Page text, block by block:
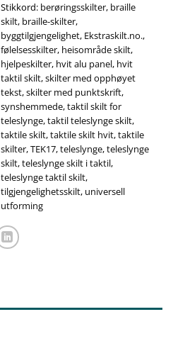
Stikkord: berøringsskilter, braille
skilt, braille-skilter,
byggtilgjengelighet, Ekstraskilt.no.,
følelsesskilter, heisområde skilt,
hjelpeskilter, hvit alu panel, hvit
taktil skilt,skilter med opphøyet
tekst,skilter med punktskrift,
synshemmede,taktil skilt for
teleslynge,taktil teleslynge skilt,
taktile skilt,taktile skilt hvit,taktile
skilter,TEK17,teleslynge,teleslynge
skilt,teleslynge skilt i taktil,
teleslynge taktil skilt,
tilgjengelighetsskilt, universell
utforming